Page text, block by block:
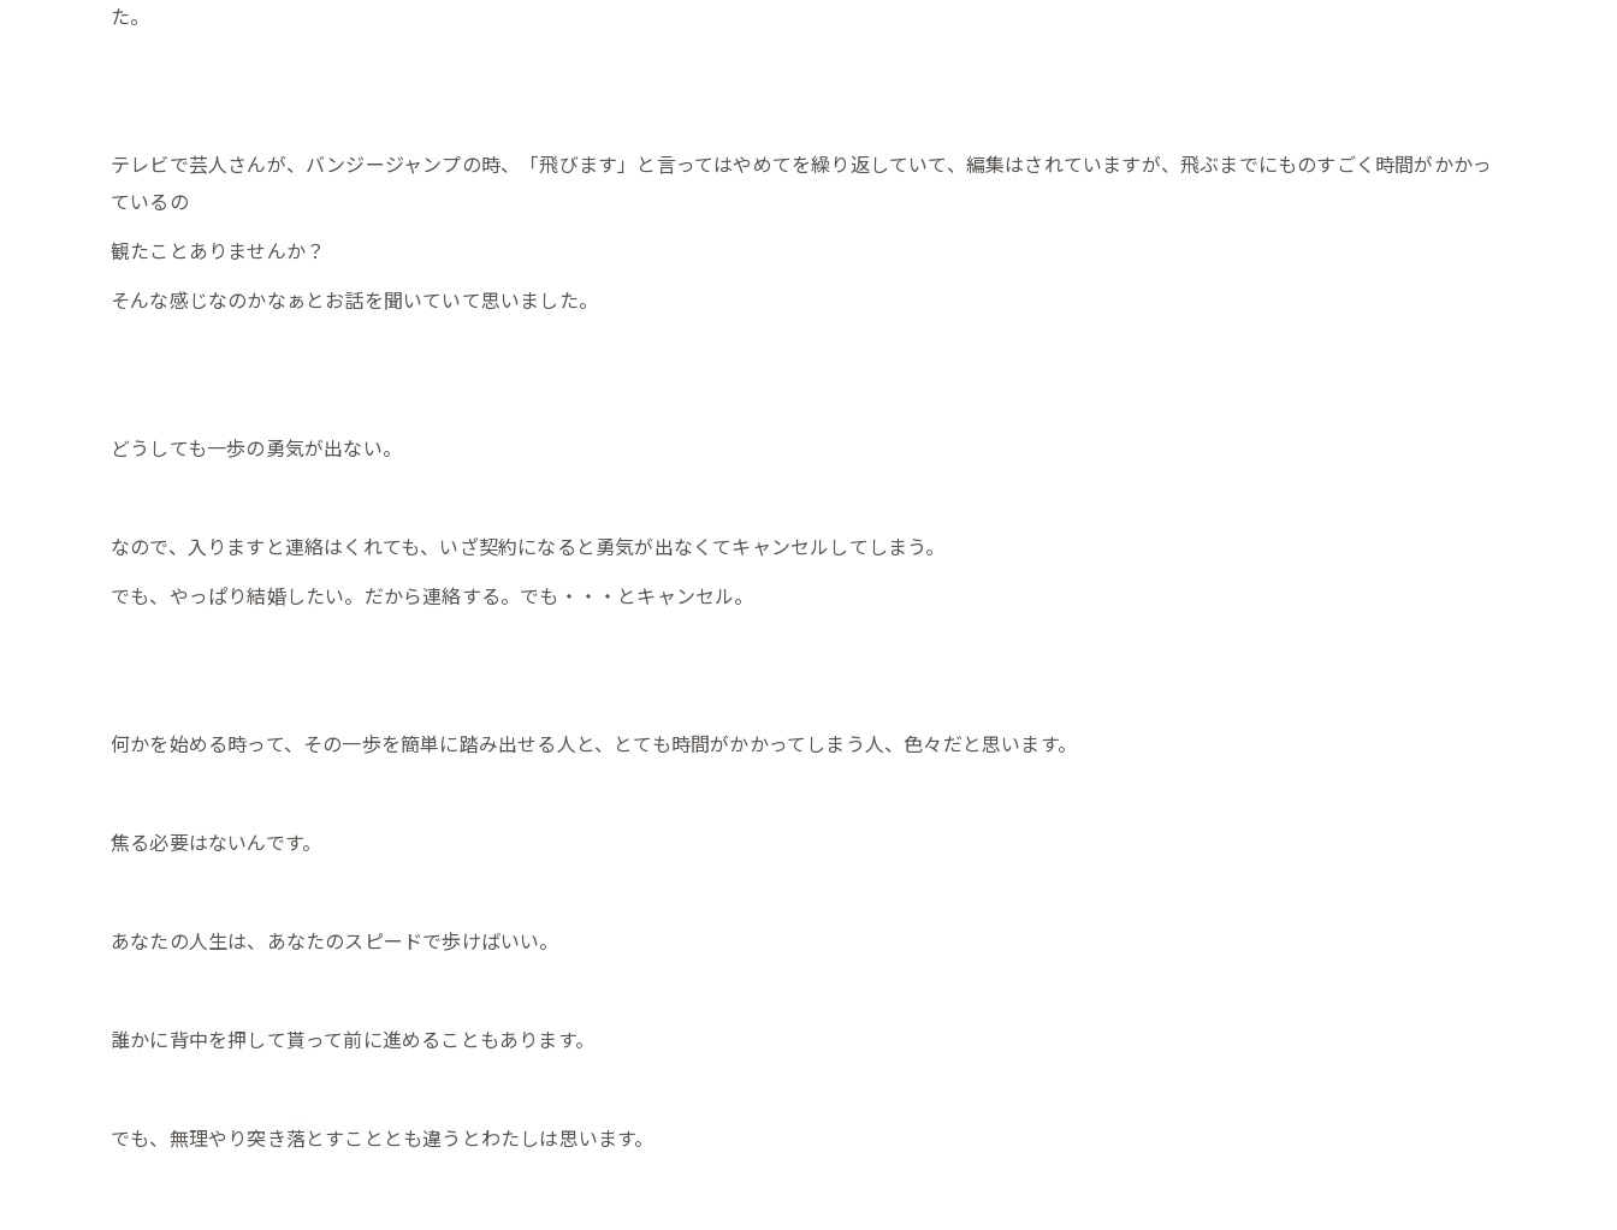
た。
テレビで芸人さんが、バンジージャンプの時、「飛びます」と言ってはやめてを繰り返していて、編集はされていますが、飛ぶまでにものすごく時間がかかっ
ているの
観たことありませんか？
そんな感じなのかなぁとお話を聞いていて思いました。
どうしても一歩の勇気が出ない。
なので、入りますと連絡はくれても、いざ契約になると勇気が出なくてキャンセルしてしまう。
でも、やっぱり結婚したい。だから連絡する。でも・・・とキャンセル。
何かを始める時って、その一歩を簡単に踏み出せる人と、とても時間がかかってしまう人、色々だと思います。
焦る必要はないんです。
あなたの人生は、あなたのスピードで歩けばいい。
誰かに背中を押して貰って前に進めることもあります。
でも、無理やり突き落とすこととも違うとわたしは思います。